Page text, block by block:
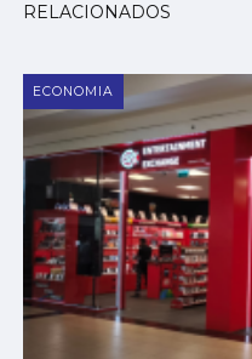
RELACIONADOS
ECONOMIA